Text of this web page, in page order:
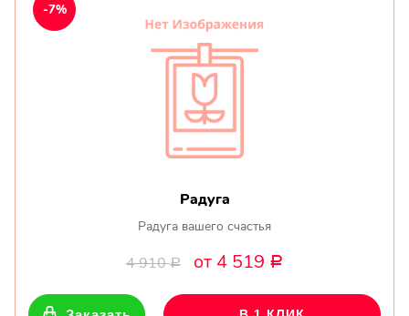
Радуга
Радуга вашего счастья
4 910Р от 4 519 Р
-7%